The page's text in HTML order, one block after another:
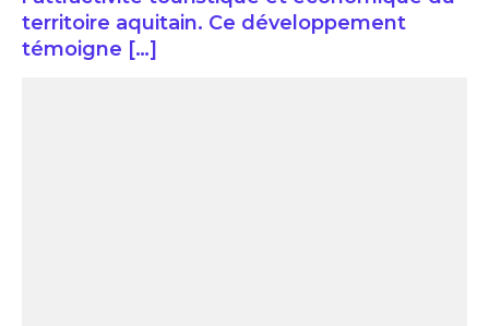
territoire aquitain. Ce développement
témoigne […]